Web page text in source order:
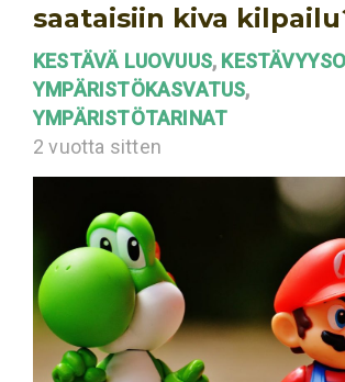
saataisiin kiva
KESTÄVÄ LUOVUUS,
YMPÄRISTÖKASVATUS,
YMPÄRISTÖTARINAT
2 vuotta sitten